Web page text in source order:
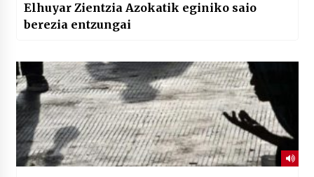
Elhuyar Zientzia Azokatik eginiko saio
berezia entzungai